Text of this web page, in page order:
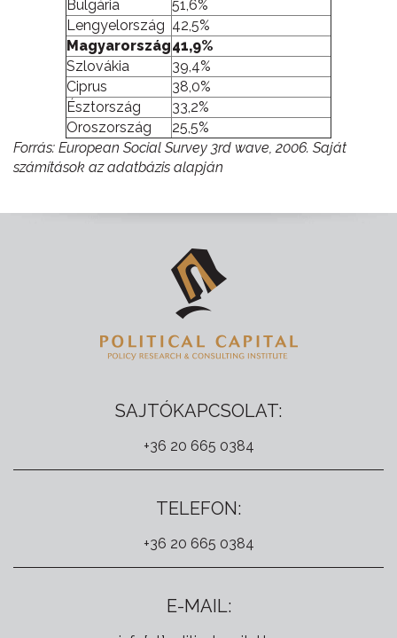
Bulgária
51,6%
Lengyelország 42,5%
Magyarország41,9%
Szlovákia
39,4%
Ciprus
38,0%
Észtország
33,2%
Oroszország
25,5%
Forrás: European Social Survey 3rd wave, 2006. Saját
számítások az adatbázis alapján
SAJTÓKAPCSOLAT:
+36 20 665 0384
TELEFON:
+36 20 665 0384
E-MAIL: